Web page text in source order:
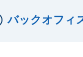
バックオフィ